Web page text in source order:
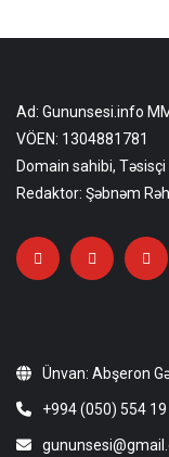
Ad: Gununsesi.info
VÖEN: 1304881781
Domain sahibi,
Redaktor: Şəbnəm
Ünvan: Abşeron
+994 (050) 554 19